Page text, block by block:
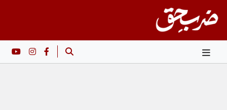
content